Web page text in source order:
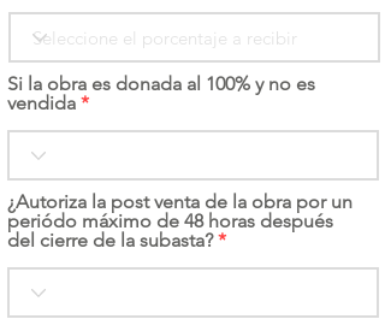
Si la obra es donada al 100% y no es
vendida
¿Autoriza la post venta de la obra por un
periódo máximo de 48 horas después
del cierre de la subasta?